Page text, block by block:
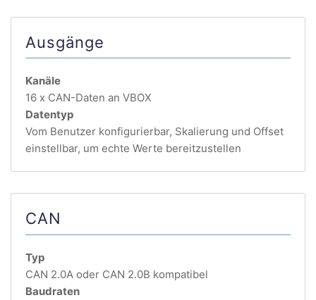
Ausgänge
Kanäle
16 x CAN-Daten an VBOX
Datentyp
Vom Benutzer konfigurierbar, Skalierung und Offset
einstellbar, um echte Werte bereitzustellen
CAN
Typ
CAN 2.0A oder CAN 2.0B kompatibel
Baudraten